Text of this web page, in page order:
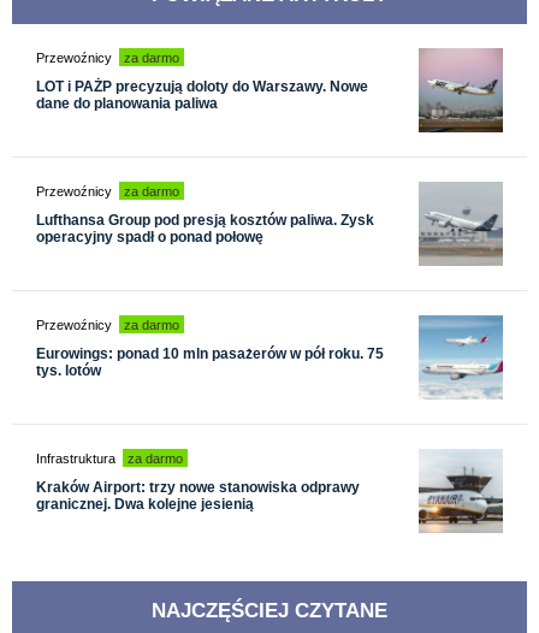
Przewoźnicy za darmo
LOT i PAŻP precyzują doloty do Warszawy. Nowe
dane do planowania paliwa
Przewoźnicy za darmo
Lufthansa Group pod presją kosztów paliwa. Zysk
operacyjny spadł o ponad połowę
Przewoźnicy za darmo
Eurowings: ponad 10 mln pasażerów w pół roku. 75
tys. lotów
Infrastruktura za darmo
Kraków Airport: trzy nowe stanowiska odprawy
granicznej. Dwa kolejne jesienią
NAJCZĘŚCIEJ CZYTANE